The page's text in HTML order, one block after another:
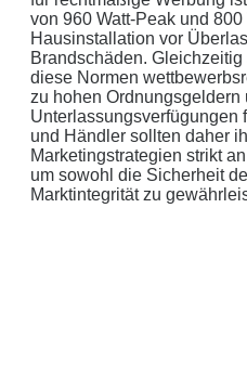
von 960 Watt-Peak und
Hausinstallation vor
Brandschäden.
diese Normen
zu hohen Ordnungsgeldern
Unterlassungsverfügungen
und Händler sollten daher
Marketingstrategien strikt
um sowohl die Sicherheit
Marktintegrität zu